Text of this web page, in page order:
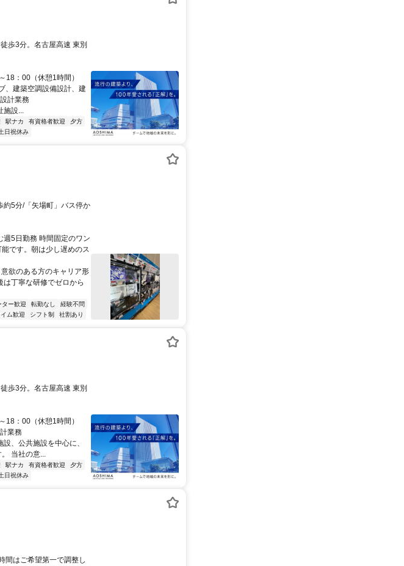
歩3分。名古屋高速 東別
18：00（休憩1時間）
、建築空調設備設計、建
業務
設...
駅ナカ 有資格者歓迎
夕方
日祝休み
約5分/「矢場町」バス停か
5日勤務 時間固定のワン
です。朝は少し遅めのス
欲のある方のキャリア形
丁寧な研修でゼロから
ター歓迎 転勤なし
経験不問
ム歓迎 シフト制 社割あり
歩3分。名古屋高速 東別
18：00（休憩1時間）
業務
公共施設を中心に、
当社の意...
駅ナカ 有資格者歓迎
夕方
日祝休み
間はご希望第一で調整し